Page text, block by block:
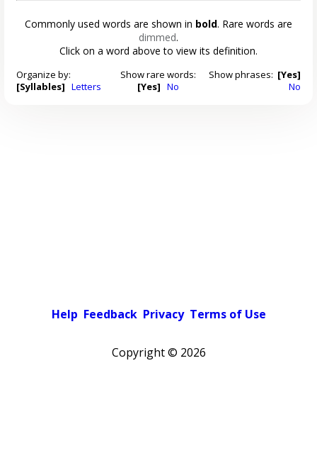
Commonly used words are shown in bold. Rare words are
dimmed.
Click on a word above to view its definition.
Organize by:
[Syllables] Letters
Show rare words:
[Yes] No
Show phrases: [Yes]
No
Help Feedback Privacy Terms of Use
Copyright © 2026